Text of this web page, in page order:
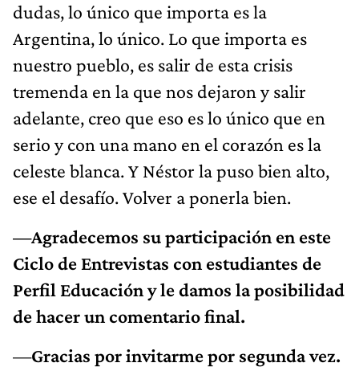
dudas, lo único que importa es la
Argentina, lo único. Lo que importa es
nuestro pueblo, es salir de esta crisis
tremenda en la que nos dejaron y salir
adelante, creo que eso es lo único que en
serio y con una mano en el corazón es la
celeste blanca. Y Néstor la puso bien alto,
ese el desafío. Volver a ponerla bien.
—Agradecemos su participación en este
Ciclo de Entrevistas con estudiantes de
Perfil Educación y le damos la posibilidad
de hacer un comentario final.
—Gracias por invitarme por segunda vez.